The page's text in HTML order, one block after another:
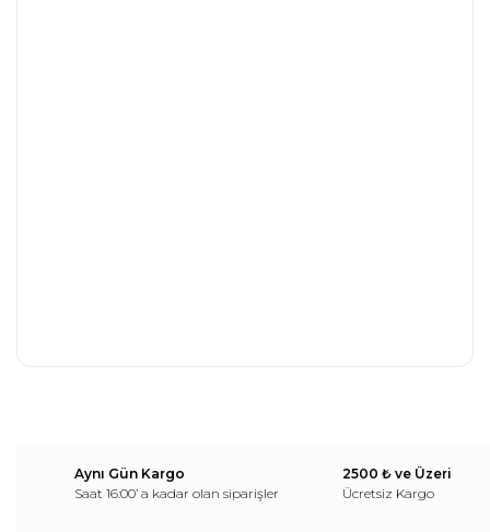
Aynı Gün Kargo
Saat 16:00’ a kadar olan siparişler
2500 ₺ ve Üzeri
Ücretsiz Kargo